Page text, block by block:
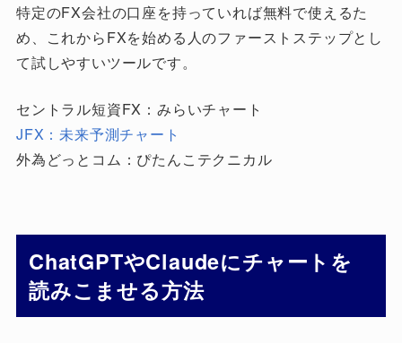
特定のFX会社の口座を持っていれば無料で使えるた
め、これからFXを始める人のファーストステップとし
て試しやすいツールです。
セントラル短資FX：みらいチャート
JFX：未来予測チャート
外為どっとコム：ぴたんこテクニカル
ChatGPTやClaudeにチャートを
読みこませる方法